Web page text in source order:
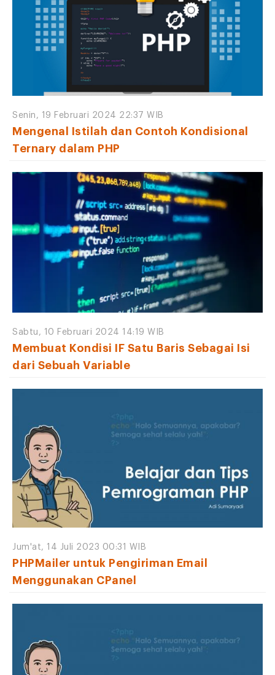
Senin, 19 Februari 2024 22:37 WIB
Mengenal Istilah dan Contoh Kondisional
Ternary dalam PHP
Sabtu, 10 Februari 2024 14:19 WIB
Membuat Kondisi IF Satu Baris Sebagai Isi
dari Sebuah Variable
Jum'at, 14 Juli 2023 00:31 WIB
PHPMailer untuk Pengiriman Email
Menggunakan CPanel